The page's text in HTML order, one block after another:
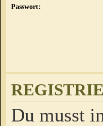
Passwort:
Du musst